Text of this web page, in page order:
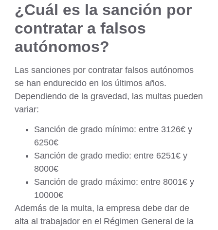
¿Cuál es la sanción por
contratar a falsos
autónomos?
Las sanciones por contratar falsos autónomos
se han endurecido en los últimos años.
Dependiendo de la gravedad, las multas pueden
variar:
Sanción de grado mínimo: entre 3126€ y
6250€
Sanción de grado medio: entre 6251€ y
8000€
Sanción de grado máximo: entre 8001€ y
10000€
Además de la multa, la empresa debe dar de
alta al trabajador en el Régimen General de la